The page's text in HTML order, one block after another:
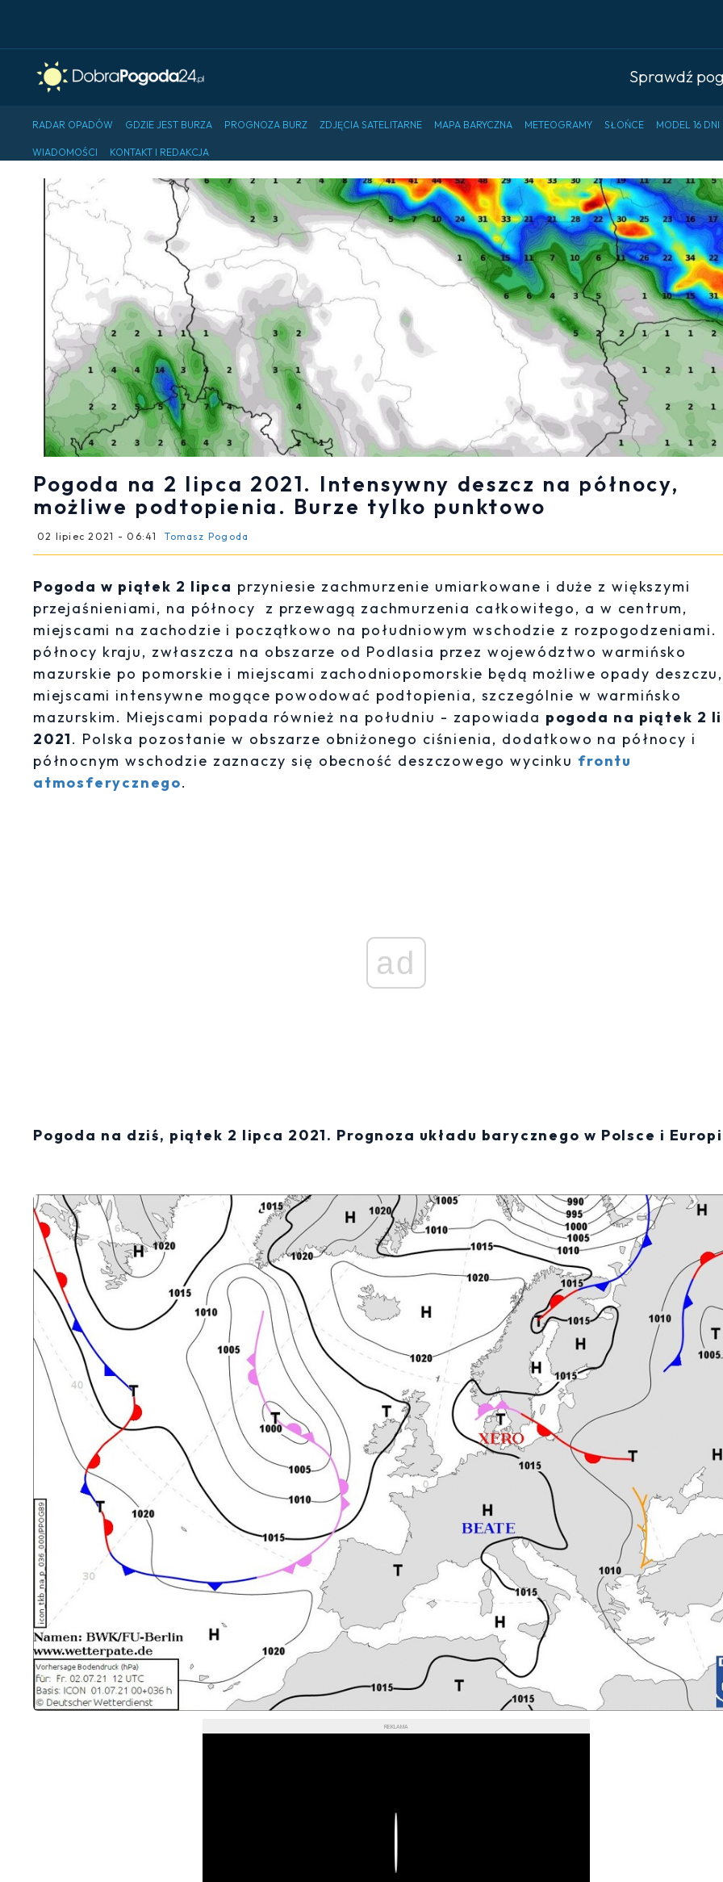
Sprawdź
RADAR OPADÓW GDZIE JEST BURZA PROGNOZA BURZ ZDJĘCIA SATELITARNE MAPA BARYCZNA METEOGRAMY SŁOŃCE MODEL 16 DNI
WIADOMOŚCI KONTAKT I REDAKCJA
Pogoda na 2 lipca 2021. Intensywny deszcz na północy,
możliwe podtopienia. Burze tylko punktowo
02 lipiec 2021 - 06:41 Tomasz Pogoda
Pogoda w piątek 2 lipca przyniesie zachmurzenie umiarkowane i duże z większymi
przejaśnieniami, na północy z przewagą zachmurzenia całkowitego, a w centrum,
miejscami na zachodzie i początkowo na południowym wschodzie z rozpogodzeniami.
północy kraju, zwłaszcza na obszarze od Podlasia przez województwo warmińsko
mazurskie po pomorskie i miejscami zachodniopomorskie będą możliwe opady deszczu,
miejscami intensywne mogące powodować podtopienia, szczególnie w warmińsko
mazurskim. Miejscami popada również na południu - zapowiada pogoda na piątek 2
2021. Polska pozostanie w obszarze obniżonego ciśnienia, dodatkowo na północy i
północnym wschodzie zaznaczy się obecność deszczowego wycinku frontu
atmosferycznego.
ad
Pogoda na dziś, piątek 2 lipca 2021. Prognoza układu barycznego w Polsce i
REKLAMA